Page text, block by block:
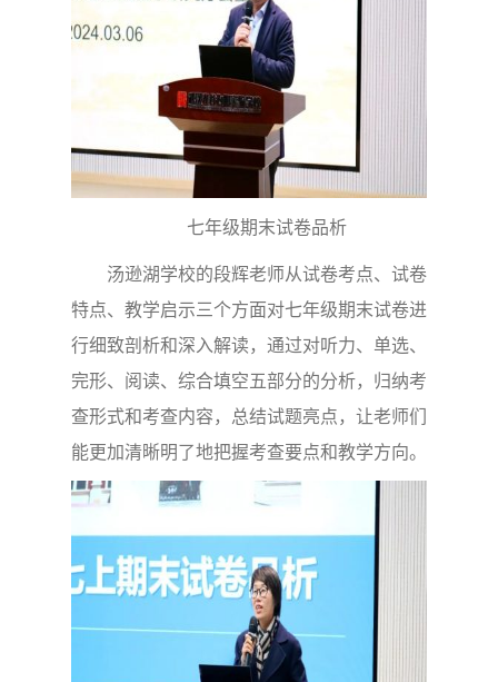
七年级期末试卷品析
汤逊湖学校的段辉老师从试卷考点、试卷
特点、教学启示三个方面对七年级期末试卷进
行细致剖析和深入解读，通过对听力、单选、
完形、阅读、综合填空五部分的分析，归纳考
查形式和考查内容，总结试题亮点，让老师们
能更加清晰明了地把握考查要点和教学方向。